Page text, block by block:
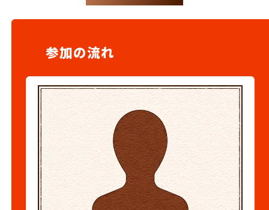
参加の流れ